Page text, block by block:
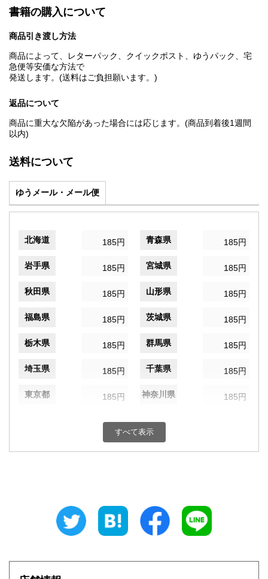
書籍の購入について
商品引き渡し方法
商品によって、レターパック、クイックポスト、ゆうパック、宅
急便等安価な方法で
発送します。(送料はご負担願います。)
返品について
商品に重大な欠陥があった場合には応じます。(商品到着後1週間
以内)
送料について
ゆうメール・メール便
北海道 185円 青森県 185円
岩手県 185円 宮城県 185円
秋田県 185円 山形県 185円
福島県 185円 茨城県 185円
栃木県 185円 群馬県 185円
埼玉県 185円 千葉県 185円
東京都 185円 神奈川県 185円
185円 富山県
185円 三重県
大阪府
すべて表示